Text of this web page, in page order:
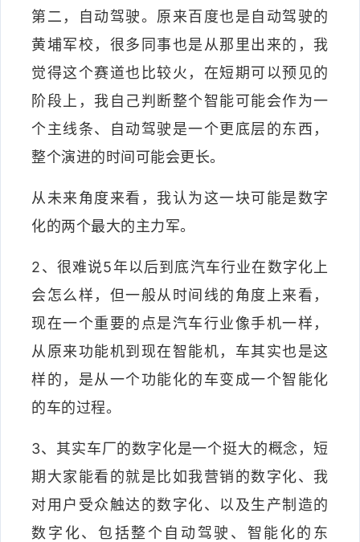
第二，自动驾驶。原来百度也是自动驾驶的
黄埔军校，很多同事也是从那里出来的，我
觉得这个赛道也比较火，在短期可以预见的
阶段上，我自己判断整个智能可能会作为一
个主线条、自动驾驶是一个更底层的东西，
整个演进的时间可能会更长。
从未来角度来看，我认为这一块可能是数字
化的两个最大的主力军。
2、很难说5年以后到底汽车行业在数字化上
会怎么样，但一般从时间线的角度上来看，
现在一个重要的点是汽车行业像手机一样，
从原来功能机到现在智能机，车其实也是这
样的，是从一个功能化的车变成一个智能化
的车的过程。
3、其实车厂的数字化是一个挺大的概念，短
期大家能看的就是比如我营销的数字化、我
对用户受众触达的数字化、以及生产制造的
数字化、包括整个自动驾驶、智能化的东